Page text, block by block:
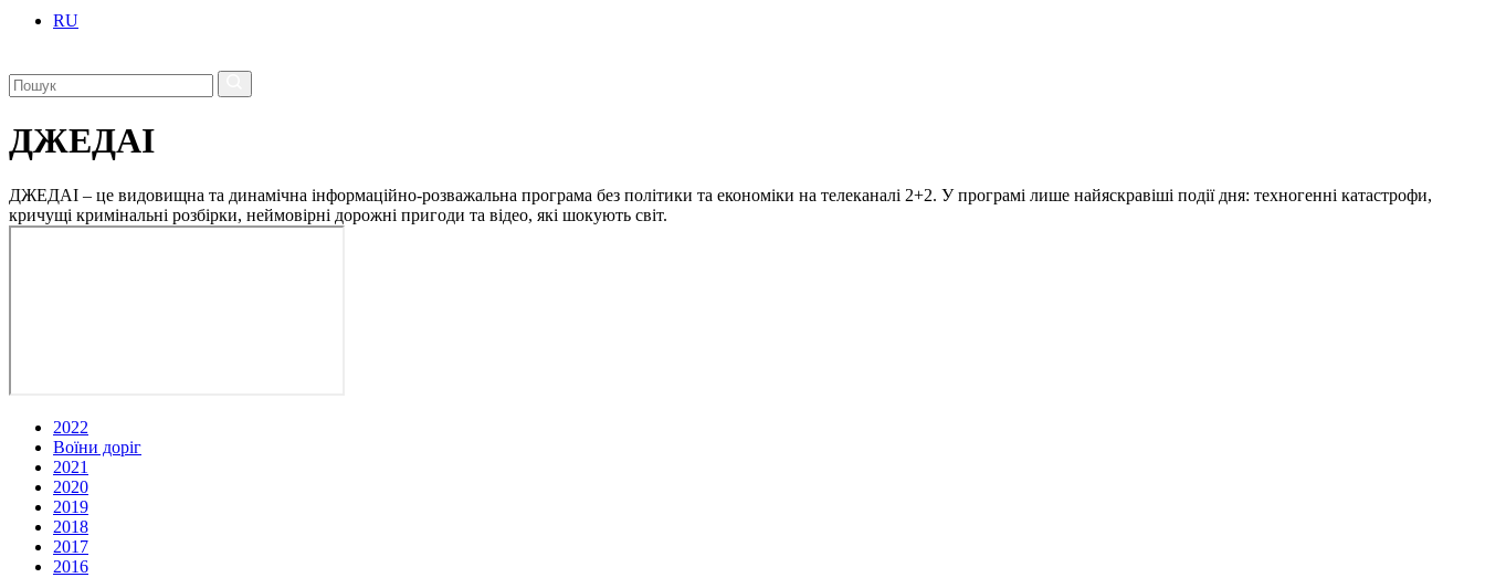
RU
ДЖЕДАІ
ДЖЕДАІ – це видовищна та динамічна інформаційно-розважальна програма без політики та економіки на телеканалі 2+2. У програмі лише найяскравіші події дня: техногенні катастрофи,
кричущі кримінальні розбірки, неймовірні дорожні пригоди та відео, які шокують світ.
2022
Воїни доріг
2021
2020
2019
2018
2017
2016